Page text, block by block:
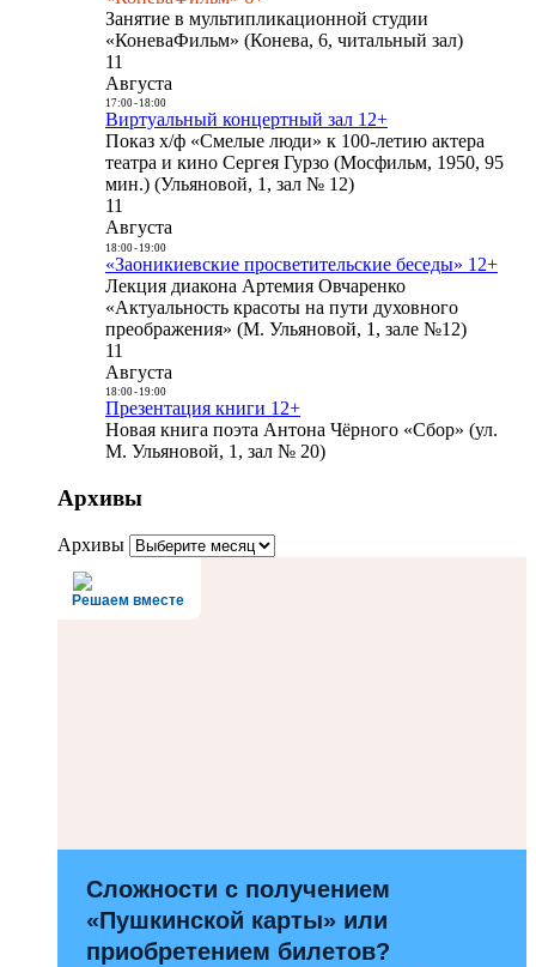
Занятие в мультипликационной студии
«КоневаФильм» (Конева, 6, читальный зал)
11
Августа
17:00- 18:00
Виртуальный концертный зал 12+
Показ х/ф «Смелые люди» к 100-летию актера
театра и кино Сергея Гурзо (Мосфильм, 1950, 95
мин.) (Ульяновой, 1, зал № 12)
11
Августа
18:00- 19:00
«Заоникиевские просветительские беседы» 12+
Лекция диакона Артемия Овчаренко
«Актуальность красоты на пути духовного
преображения» (М. Ульяновой, 1, зале №12)
11
Августа
18:00- 19:00
Презентация книги 12+
Новая книга поэта Антона Чёрного «Сбор» (ул.
М. Ульяновой, 1, зал № 20)
Архивы
Архивы
Решаем вместе
Сложности с получением
«Пушкинской карты» или
приобретением билетов?